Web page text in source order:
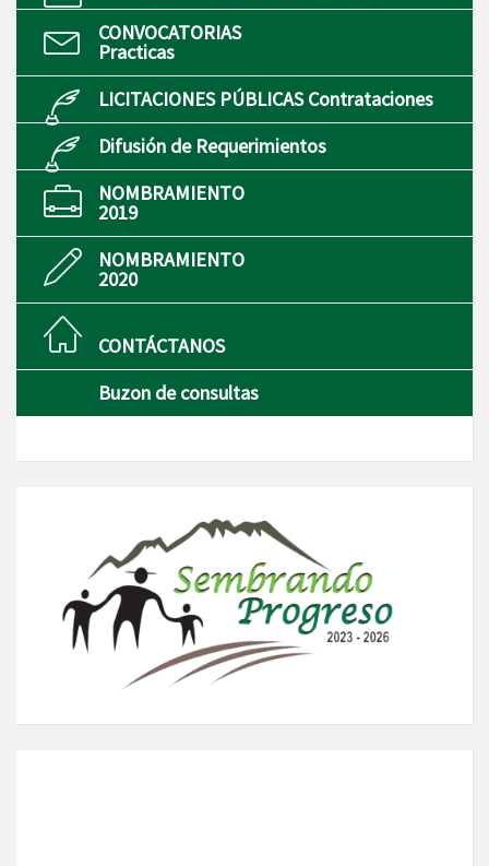
CONVOCATORIAS
Practicas
LICITACIONES PÚBLICAS Contrataciones
Difusión de Requerimientos
NOMBRAMIENTO
2019
NOMBRAMIENTO
2020
CONTÁCTANOS
Buzon de consultas